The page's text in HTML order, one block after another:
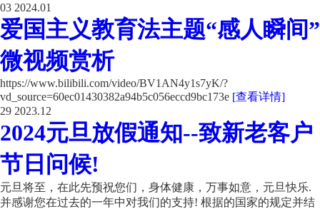
03 2024.01
爱国主义教育法主题“感人瞬间”
微视频赏析
https://www.bilibili.com/video/BV1AN4y1s7yK/?
vd_source=60ec01430382a94b5c056eccd9bc173e [查看详情]
29 2023.12
2024元旦放假通知--致新老客户
节日问候!
元旦将至，在此先预祝您们，身体健康，万事如意，元旦快乐.
并感谢您在过去的一年中对我们的支持! 根据的国家的规定并结